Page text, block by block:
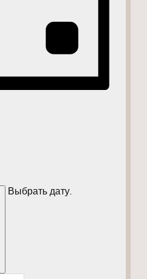
Выбрать дату.